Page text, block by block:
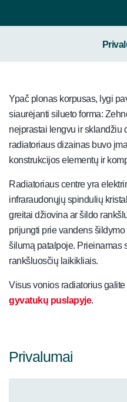
Ypač plonas korpusas, lygi
siaurėjanti silueto forma:
neįprastai lengvu ir sklandžiu
radiatoriaus dizainas buvo
konstrukcijos elementų ir
Radiatoriaus centre yra
infraraudonųjų spindulių
greitai džiovina ar šildo
prijungti prie vandens
šilumą patalpoje. Prieinamas
rankšluosčių laikikliais.
Visus vonios radiatorius galite
gyvatukų puslapyje.
Privalumai